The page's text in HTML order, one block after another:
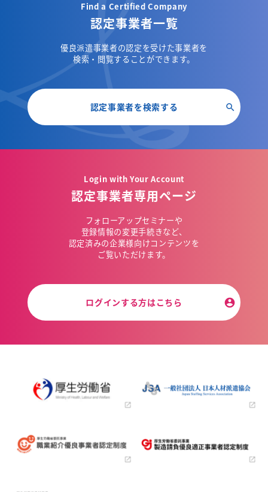
Find a Certified Company
認定事業者一覧
優良派遣事業者の認定を受けた事業者を
検索・閲覧することができます。
認定事業者を検索する
Login with Your Account
認定事業者専用ページ
フォローアップセミナーや
登録情報の変更手続きなど、
認定済みの企業様向けコンテンツを
ご覧いただけます。
ログインする方はこちら